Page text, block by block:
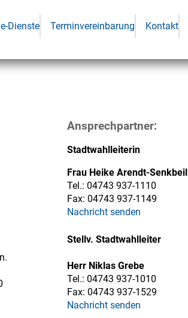
Dienste Terminvereinbarung Kontakt
Ansprechpartner:
Stadtwahlleiterin
Frau Heike Arendt-Senkbeil
Tel.: 04743 937-1110
Fax: 04743 937-1149
Nachricht senden
Stellv. Stadtwahlleiter
Herr Niklas Grebe
Tel.: 04743 937-1010
Fax: 04743 937-1529
Nachricht senden